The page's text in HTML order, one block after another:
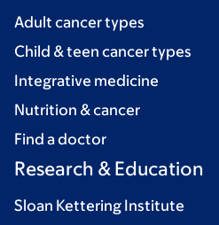
Adult cancer types
Child & teen cancer types
Integrative medicine
Nutrition & cancer
Find a doctor
Research & Education
Sloan Kettering Institute